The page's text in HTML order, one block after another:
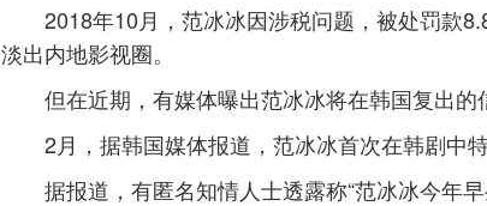
2018年10月，范冰冰因涉税问题，被处罚款
淡出内地影视圈。
但在近期，有媒体曝出范冰冰将在韩国复出的
2月，据韩国媒体报道，范冰冰首次在韩剧中
据报道，有匿名知情人士透露称“范冰冰今年